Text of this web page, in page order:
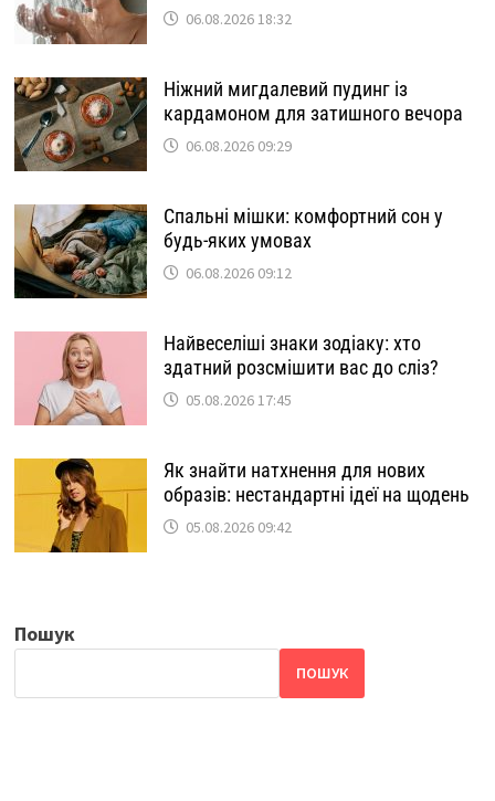
06.08.2026 18:32
Ніжний мигдалевий пудинг із
кардамоном для затишного вечора
06.08.2026 09:29
Спальні мішки: комфортний сон у
будь-яких умовах
06.08.2026 09:12
Найвеселіші знаки зодіаку: хто
здатний розсмішити вас до сліз?
05.08.2026 17:45
Як знайти натхнення для нових
образів: нестандартні ідеї на щодень
05.08.2026 09:42
Пошук
ПОШУК